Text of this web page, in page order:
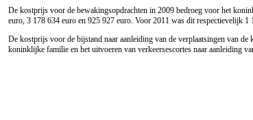
De kostprijs voor de bewakingsopdrachten in 2009 bedroeg voor het
euro, 3 178 634 euro en 925 927 euro . Voor 2011 was dit respectievelijk 1
De kostprijs voor de bijstand naar aanleiding van de verplaatsingen van
koninklijke familie en het uitvoeren van verkeersescortes naar aanleiding